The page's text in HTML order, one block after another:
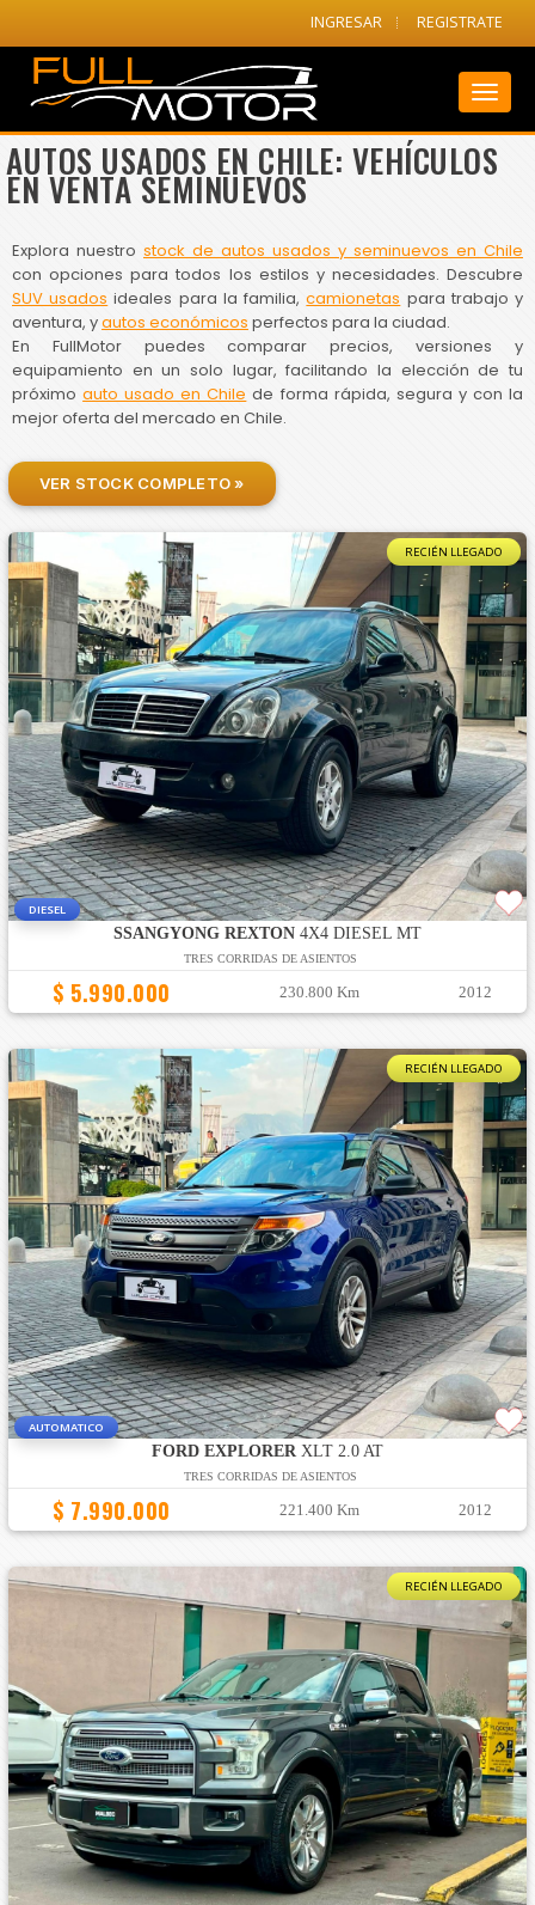
INGRESAR REGISTRATE
AUTOS USADOS EN CHILE: VEHÍCULOS
EN VENTA SEMINUEVOS
Explora nuestro stock de autos usados y seminuevos en Chile
con opciones para todos los estilos y necesidades. Descubre
SUV usados ideales para la familia,camionetas para trabajo y
aventura, yautos económicos perfectos para la ciudad.
En FullMotor puedes comparar precios, versiones y
equipamiento en un solo lugar, facilitando la elección de tu
próximoauto usado en Chile de forma rápida, segura y con la
mejor oferta del mercado en Chile.
VER STOCK COMPLETO »
RECIÉN LLEGADO
DIESEL
SSANGYONG REXTON4X4 DIESEL MT
TRES CORRIDAS DE ASIENTOS
$ 5.990.000 230.800 Km 2012
RECIÉN LLEGADO
AUTOMATICO
FORD EXPLORERXLT 2.0 AT
TRES CORRIDAS DE ASIENTOS
$ 7.990.000 221.400 Km 2012
RECIÉN LLEGADO